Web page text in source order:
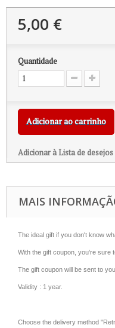
5,00 €
Quantidade
Adicionar ao carrinho
Adicionar à Lista de desejos
MAIS
The ideal gift if you don't know
With the gift coupon, you're sure
The gift coupon will be sent to you
Validity : 1 year.
Choose the delivery method